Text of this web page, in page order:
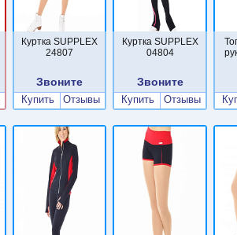
Куртка SUPPLEX
24807
Звоните
Купить Отзывы
Куртка SUPPLEX
04804
Звоните
Купить Отзывы